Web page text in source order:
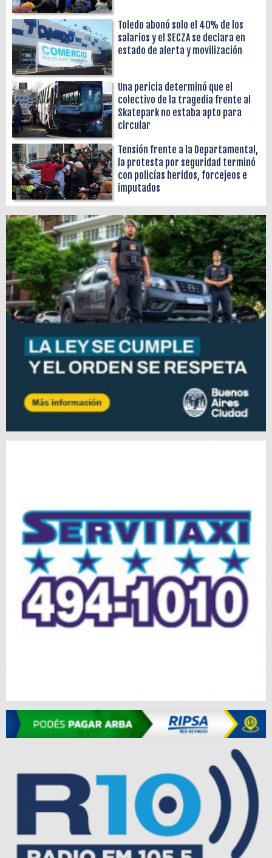
Toledo abonó solo el 40% de los
salarios y el SECZA se declara en
estado de alerta y movilización
Una pericia determinó que el
colectivo de la tragedia frente al
Skatepark no estaba apto para
circular
Tensión frente a la Departamental,
la protesta por seguridad terminó
con policías heridos, forcejeos e
imputados